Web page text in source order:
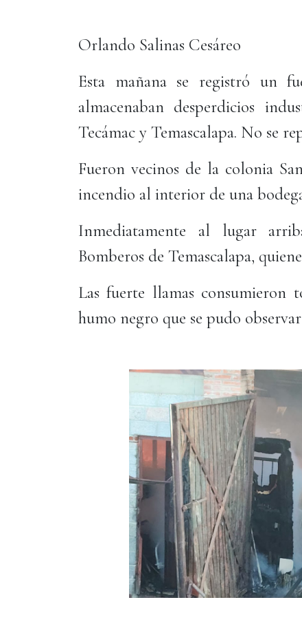
Orlando Salinas Cesáreo
Esta mañana se registró un
almacenaban desperdicios
Tecámac y Temascalapa. No se
Fueron vecinos de la colonia
incendio al interior de una
Inmediatamente al lugar
Bomberos de Temascalapa,
Las fuerte llamas consumieron
humo negro que se pudo